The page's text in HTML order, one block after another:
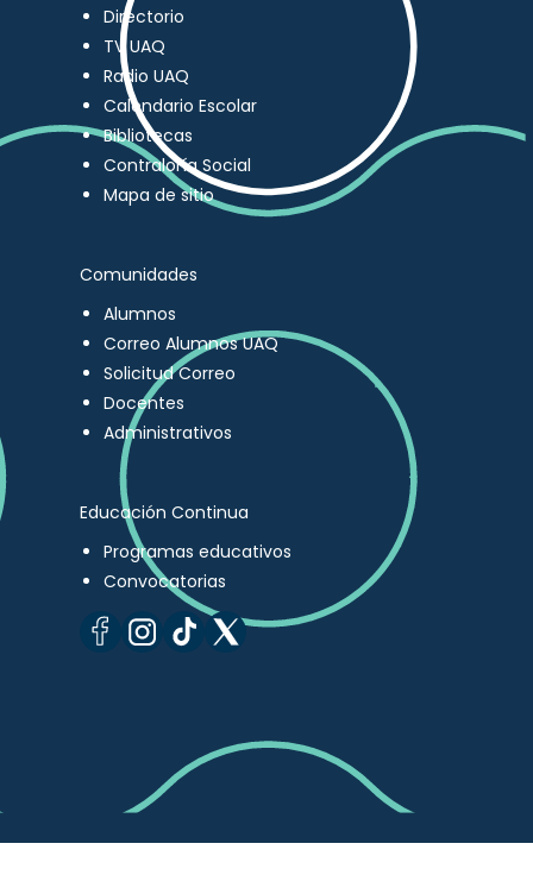
Directorio
TV UAQ
Radio UAQ
Calendario Escolar
Bibliotecas
Contraloría Social
Mapa de sitio
Comunidades
Alumnos
Correo Alumnos UAQ
Solicitud Correo
Docentes
Administrativos
Educación Continua
Programas educativos
Convocatorias